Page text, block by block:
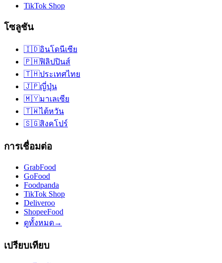
TikTok Shop
โซลูชัน
🇮🇩อินโดนีเซีย
🇵🇭ฟิลิปปินส์
🇹🇭ประเทศไทย
🇯🇵ญี่ปุ่น
🇲🇾มาเลเซีย
🇹🇼ไต้หวัน
🇸🇬สิงคโปร์
การเชื่อมต่อ
GrabFood
GoFood
Foodpanda
TikTok Shop
Deliveroo
ShopeeFood
ดูทั้งหมด→
เปรียบเทียบ